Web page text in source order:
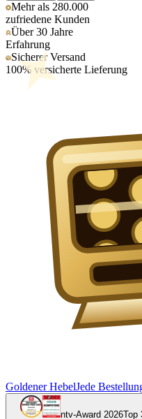
Mehr als 280.000
zufriedene Kunden
Über 30 Jahre
Erfahrung
Sicherer Versand
100% versicherte Lieferung
Goldener HebelJede
ntv-Award 2026Top